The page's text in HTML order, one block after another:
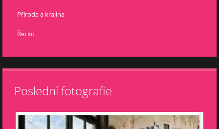
Příroda a krajina
Řecko
Poslední fotografie